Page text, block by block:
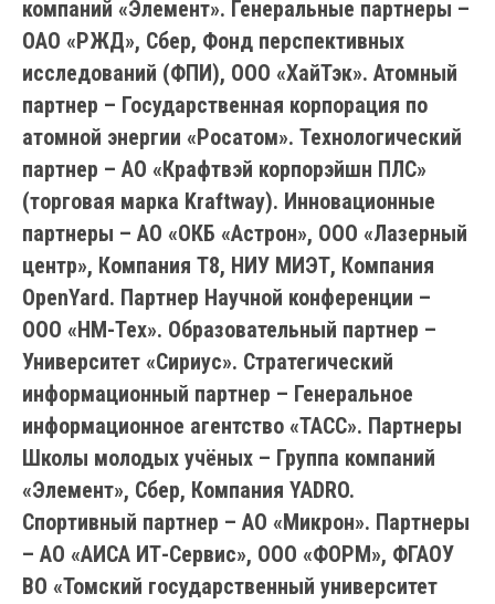
компаний «Элемент». Генеральные партнеры –
ОАО «РЖД», Сбер, Фонд перспективных
исследований (ФПИ), ООО «ХайТэк». Атомный
партнер – Государственная корпорация по
атомной энергии «Росатом». Технологический
партнер – АО «Крафтвэй корпорэйшн ПЛС»
(торговая марка Kraftway). Инновационные
партнеры – АО «ОКБ «Астрон», ООО «Лазерный
центр», Компания Т8, НИУ МИЭТ, Компания
OpenYard. Партнер Научной конференции –
ООО «НМ-Тех». Образовательный партнер –
Университет «Сириус». Стратегический
информационный партнер – Генеральное
информационное агентство «ТАСС». Партнеры
Школы молодых учёных – Группа компаний
«Элемент», Сбер, Компания YADRO.
Спортивный партнер – АО «Микрон». Партнеры
– АО «АИСА ИТ-Сервис», ООО «ФОРМ», ФГАОУ
ВО «Томский государственный университет